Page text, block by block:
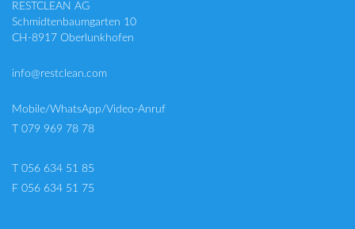
RESTCLEAN AG
Schmidtenbaumgarten 10
CH-8917 Oberlunkhofen
info@restclean.com
Mobile/WhatsApp/Video-Anruf
T 079 969 78 78
T 056 634 51 85
F 056 634 51 75